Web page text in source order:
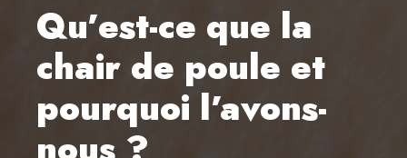
Qu’est-ce que la
chair de poule et
pourquoi l’avons-